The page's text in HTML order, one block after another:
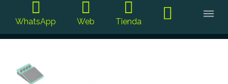
WhatsApp Web Tienda